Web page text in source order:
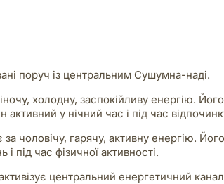
поруч із центральним Сушумна-наді.
холодну, заспокійливу енергію.
у нічний час і під час
чоловічу, гарячу, активну енергію.
під час фізичної активності.
центральний енергетичний